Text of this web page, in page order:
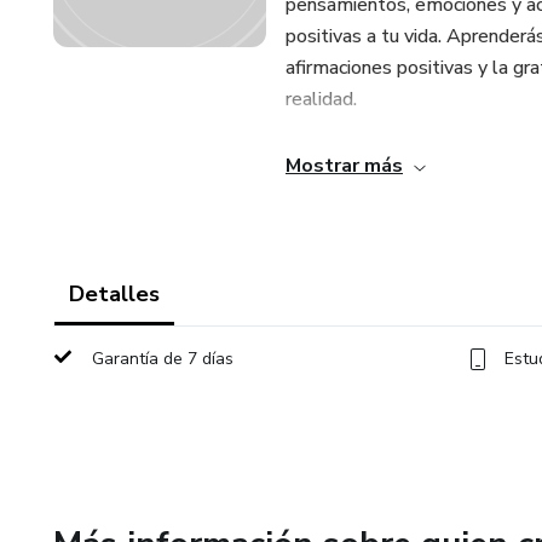
positivas a tu vida.
afirmaciones positivas y la
realidad.
La Magia de la Atracción
una vida llena de maravillas
magia de la atracción
Mostrar más
Detalles
Garantía de 7 días